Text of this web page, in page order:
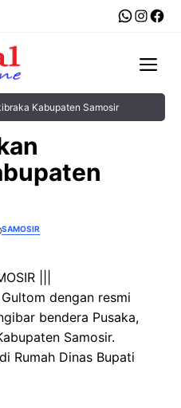
Kabupaten Samosir
SAMOSIR
|||
dengan resmi
bendera Pusaka,
Samosir.
Rumah Dinas Bupati